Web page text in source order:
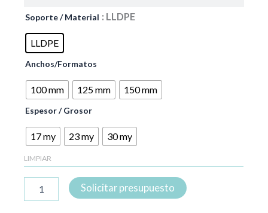
Soporte / Material : LLDPE
LLDPE
Anchos/Formatos
100 mm 125 mm 150 mm
Espesor / Grosor
17 my 23 my 30 my
LIMPIAR
Mini
film
cantidad
Solicitar presupuesto